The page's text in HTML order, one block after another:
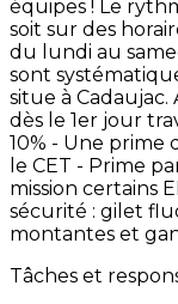
équipes ! Le
soit sur des
du
lundi au
sont
situe à Cadaujac.
dès le 1er jour
10% - Une prime
le CET - Prime
mission certains
sécurité : gilet
montantes et
Tâches et